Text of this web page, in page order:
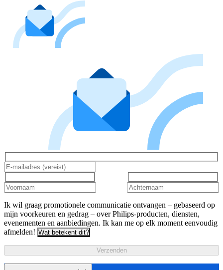
Ik wil graag promotionele communicatie ontvangen – gebaseerd op
mijn voorkeuren en gedrag – over Philips-producten, diensten,
evenementen en aanbiedingen. Ik kan me op elk moment eenvoudig
afmelden! Wat betekent dit?
Verzenden